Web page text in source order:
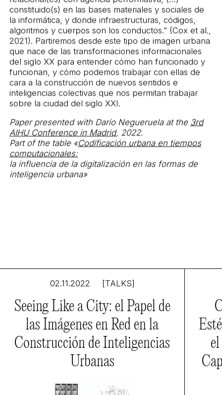
constituido(s) en las bases materiales y sociales de
la informática, y donde infraestructuras, códigos,
algoritmos y cuerpos son los conductos.” (Cox et al.,
2021). Partiremos desde este tipo de imagen urbana
que nace de las transformaciones informacionales
del siglo XX para entender cómo han funcionado y
funcionan, y cómo podemos trabajar con ellas de
cara a la construcción de nuevos sentidos e
inteligencias colectivas que nos permitan trabajar
sobre la ciudad del siglo XXI.
Paper presented with Darío Negueruela at the 3rd
AIHU Conference in Madrid, 2022.
Part of the table «Codificación urbana en tiempos
computacionales:
la influencia de la digitalización en las formas de
inteligencia urbana»
02.11.2022 [TALKS]
Seeing Like a City: el Papel de
las Imágenes en Red en la
Construcción de Inteligencias
Urbanas